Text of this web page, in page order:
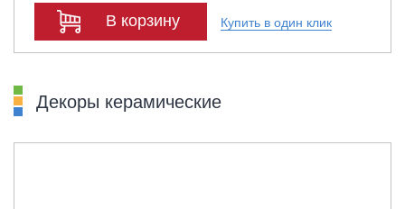
В корзину Купить в один клик
Декоры керамические